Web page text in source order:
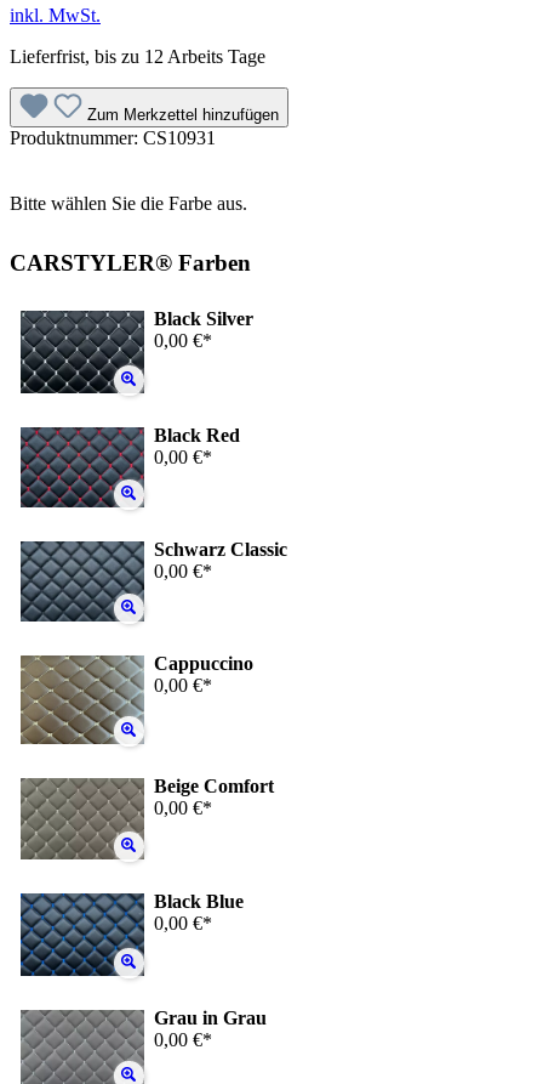
inkl. MwSt.
Lieferfrist, bis zu 12 Arbeits Tage
Zum Merkzettel hinzufügen
Produktnummer: CS10931
Bitte wählen Sie die Farbe aus.
CARSTYLER® Farben
Black Silver
0,00 €*
Black Red
0,00 €*
Schwarz Classic
0,00 €*
Cappuccino
0,00 €*
Beige Comfort
0,00 €*
Black Blue
0,00 €*
Grau in Grau
0,00 €*